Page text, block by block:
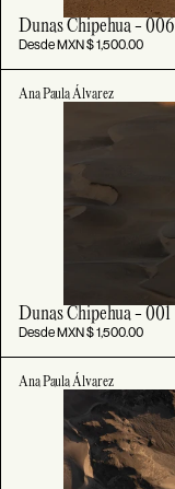
Dunas Chipehua - 006
Desde MXN $ 1,500.00
Ana Paula Álvarez
Dunas Chipehua - 001
Desde MXN $ 1,500.00
Ana Paula Álvarez